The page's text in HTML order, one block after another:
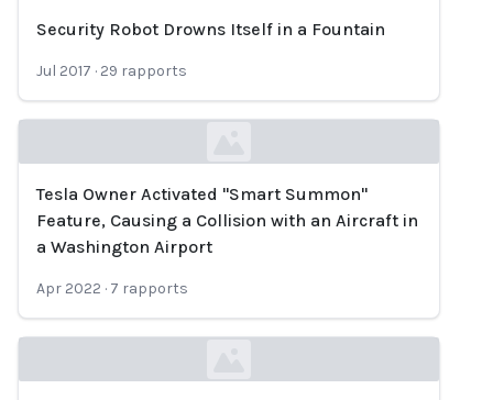
Security Robot Drowns Itself in a Fountain
Jul 2017 · 29 rapports
Loading...
Tesla Owner Activated "Smart Summon"
Feature, Causing a Collision with an Aircraft in
a Washington Airport
Apr 2022 · 7 rapports